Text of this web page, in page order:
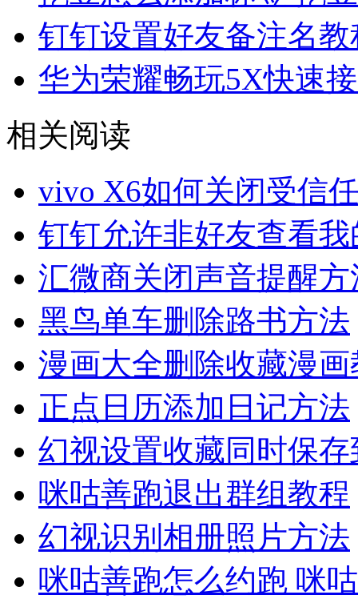
钉钉设置好友备注名教
华为荣耀畅玩5X快速
相关阅读
vivo X6如何关闭受信
钉钉允许非好友查看
汇微商关闭声音提醒方
黑鸟单车删除路书方法
漫画大全删除收藏漫画
正点日历添加日记方法
幻视设置收藏同时保
咪咕善跑退出群组教程
幻视识别相册照片方法
咪咕善跑怎么约跑 咪